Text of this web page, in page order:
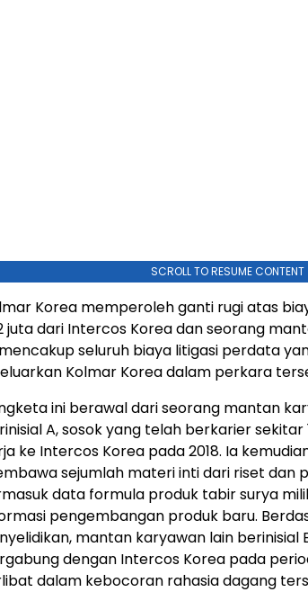
SCROLL TO RESUME CONTENT
Korea memperoleh ganti rugi atas
juta dari Intercos Korea dan seorang
seluruh biaya litigasi perdata
Kolmar Korea dalam perkara
ini berawal dari seorang mantan
A, sosok yang telah berkarier sekitar
ke Intercos Korea pada 2018. Ia
sejumlah materi inti dari riset dan
data formula produk tabir surya
pengembangan produk baru.
mantan karyawan lain berinisial
dengan Intercos Korea pada
dalam kebocoran rahasia dagang